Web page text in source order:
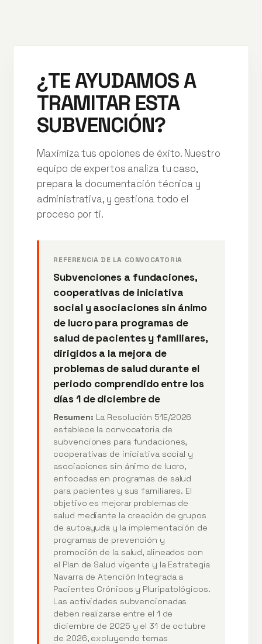
¿TE AYUDAMOS A
TRAMITAR ESTA
SUBVENCIÓN?
Maximiza tus opciones de éxito. Nuestro
equipo de expertos analiza tu caso,
prepara la documentación técnica y
administrativa, y gestiona todo el
proceso por ti.
REFERENCIA DE LA CONVOCATORIA
Subvenciones a fundaciones,
cooperativas de iniciativa
social y asociaciones sin ánimo
de lucro para programas de
salud de pacientes y familiares,
dirigidos a la mejora de
problemas de salud durante el
periodo comprendido entre los
días 1 de diciembre de
Resumen: La Resolución 51E/2026
establece la convocatoria de
subvenciones para fundaciones,
cooperativas de iniciativa social y
asociaciones sin ánimo de lucro,
enfocadas en programas de salud
para pacientes y sus familiares. El
objetivo es mejorar problemas de
salud mediante la creación de grupos
de autoayuda y la implementación de
programas de prevención y
promoción de la salud, alineados con
el Plan de Salud vigente y la Estrategia
Navarra de Atención Integrada a
Pacientes Crónicos y Pluripatológicos.
Las actividades subvencionadas
deben realizarse entre el 1 de
diciembre de 2025 y el 31 de octubre
de 2026, excluyendo temas